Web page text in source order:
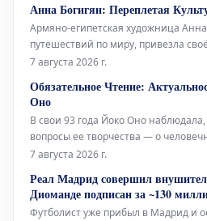
2014 году Джулией Брайан-Уилсон,
вышло на свет посл
Анна Богигян: Переплетая
Армяно-египетская художница Анна
путешествий по миру, привезла
Национальную галерею Армении. Её
своеобразную естественную
через произведения, которые нап
7 августа 2026 г.
Обязательное Чтение:
Оно
В свои 93 года Йоко Оно
вопросы ее творчества — о
ответственности — находили
недавнем репортаже о последних
включая знаменитую «
7 августа 2026 г.
Реал Мадрид совершил
Диоманде подписан за ~130
Футболист уже прибыл в Мадрид и